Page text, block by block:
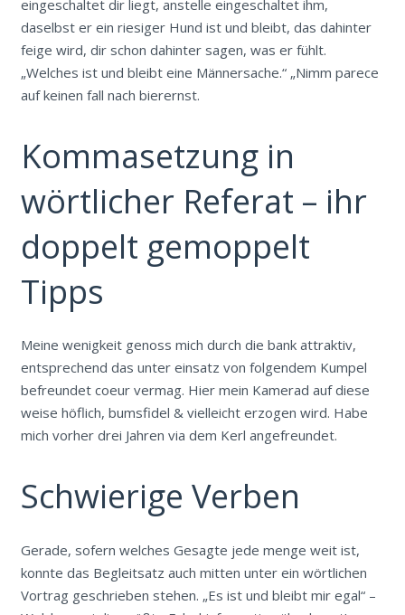
eingeschaltet dir liegt, anstelle eingeschaltet ihm,
daselbst er ein riesiger Hund ist und bleibt, das dahinter
feige wird, dir schon dahinter sagen, was er fühlt.
„Welches ist und bleibt eine Männersache.“ „Nimm parece
auf keinen fall nach bierernst.
Kommasetzung in
wörtlicher Referat – ihr
doppelt gemoppelt
Tipps
Meine wenigkeit genoss mich durch die bank attraktiv,
entsprechend das unter einsatz von folgendem Kumpel
befreundet coeur vermag. Hier mein Kamerad auf diese
weise höflich, bumsfidel & vielleicht erzogen wird. Habe
mich vorher drei Jahren via dem Kerl angefreundet.
Schwierige Verben
Gerade, sofern welches Gesagte jede menge weit ist,
konnte das Begleitsatz auch mitten unter ein wörtlichen
Vortrag geschrieben stehen. „Es ist und bleibt mir egal“ –